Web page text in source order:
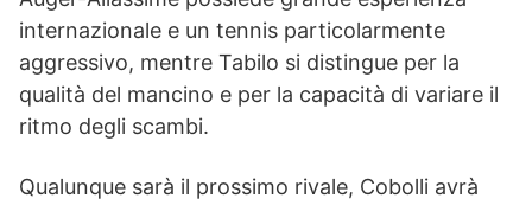
internazionale e un tennis particolarmente
aggressivo, mentre Tabilo si distingue per la
qualità del mancino e per la capacità di variare il
ritmo degli scambi.
Qualunque sarà il prossimo rivale, Cobolli avrà